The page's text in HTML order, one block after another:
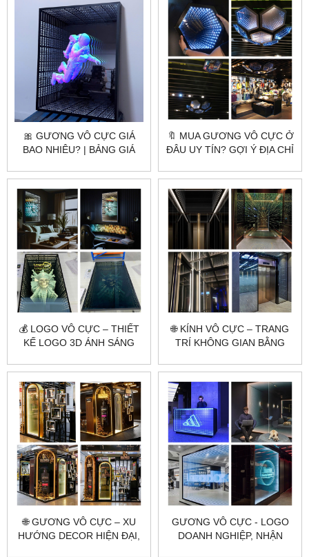
🎀 GƯƠNG VÔ CỰC GIÁ
BAO NHIÊU? | BẢNG GIÁ
CITYBUILDING
🔖 MUA GƯƠNG VÔ CỰC Ở
ĐÂU UY TÍN? GỢI Ý ĐỊA CHỈ
GỐC
💰 LOGO VÔ CỰC – THIẾT
KẾ LOGO 3D ÁNH SÁNG
NHÌN
🌐 KÍNH VÔ CỰC – TRANG
TRÍ KHÔNG GIAN BẰNG
🌐 GƯƠNG VÔ CỰC – XU
HƯỚNG DECOR HIỆN ĐẠI,
GƯƠNG VÔ CỰC - LOGO
DOANH NGHIỆP, NHẬN